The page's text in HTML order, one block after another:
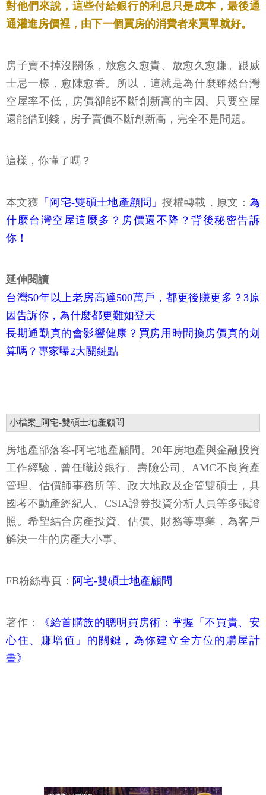
對他們來說，這些付給銀行的利息只是成本，最後通
通灌進房價裡，由下一個買房的消費者來買單就好。
房子賣不掉沒關係，放愈久愈貴、放愈久愈賺。跟威
士忌一樣，愈陳愈香。​所以，這就是為什麼雖然台灣
空屋率不低，房價卻能不斷創新高的主因。只要空屋
還能借到錢，房子賣價不斷創新高，完全不是問題。
​這樣，你懂了嗎？
本文獲 「阿宅-雙碩士地產顧問」授權轉載，原文：為
什麼台灣空屋這麼多？房價還不降？背後秘密告訴
你！
延伸閱讀
台灣50年以上老房高達500萬戶，都更後賺更多？3原
因告訴你，為什麼都更難如登天
長期通勤真的會影響健康？買房用時間換房價真的划
算嗎？專家曝2大關鍵點
小檔案_阿宅-雙碩士地產顧問
房地產部落客-阿宅地產顧問。20年房地產與金融投資
工作經驗，曾任職於銀行、壽險公司、AMC不良資產
管理、估價師事務所等。政大地政及企管雙碩士，具
國考不動產經紀人、CSIA證券投資分析人員等多張證
照。希望結合房產投資、估價、財務等專業，為客戶
解決一生的房產大小事。
FB粉絲專頁： 阿宅-雙碩士地產顧問
著作：
《給首購族的聰明買房術：掌握「不買貴、安
心住、賺增值」的關鍵，為你建立全方位的購屋計
畫》